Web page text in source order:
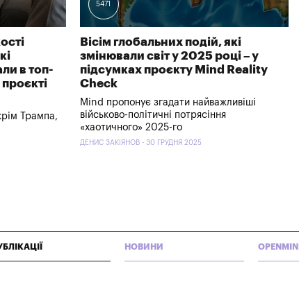
в топ-
Трампа,
5471
Вісім глобальних подій, які
змінювали світ у 2025 році – у
підсумках проєкту Mind Reality
Check
Mind пропонує згадати найважливіші
військово-політичні потрясіння
«хаотичного» 2025-го
ДЕНИС ЗАКІЯНОВ - 30 ГРУДНЯ 2025
НОВИНИ